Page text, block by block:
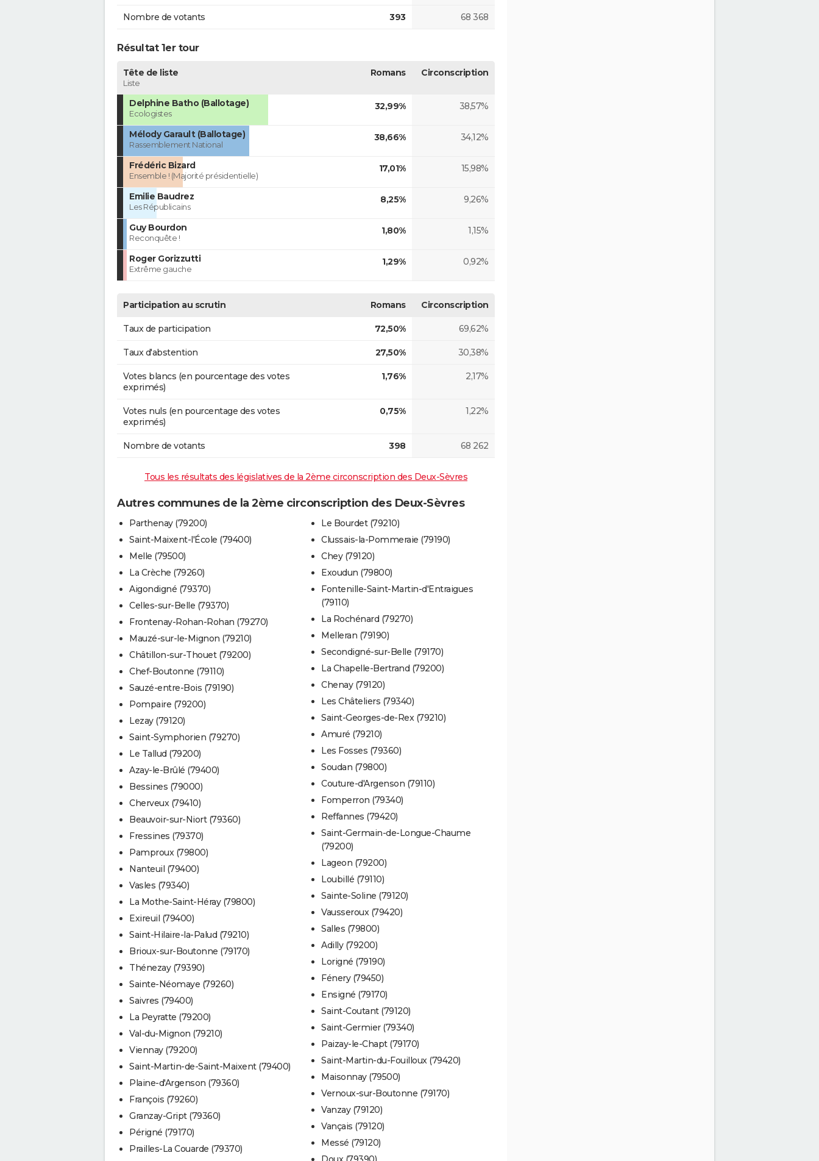
Nombre de votants 393 68 368
Résultat 1er tour
Tête de liste
Liste
Romans Circonscription
Delphine Batho (Ballotage)
Ecologistes
32,99% 38,57%
Mélody Garault (Ballotage)
Rassemblement National
38,66% 34,12%
Frédéric Bizard
Ensemble ! (Majorité présidentielle)
17,01% 15,98%
Emilie Baudrez
Les Républicains
8,25% 9,26%
Guy Bourdon
Reconquête !
1,80% 1,15%
Roger Gorizzutti
Extrême gauche
1,29% 0,92%
Participation au scrutin Romans Circonscription
Taux de participation 72,50% 69,62%
Taux d'abstention 27,50% 30,38%
Votes blancs (en pourcentage des votes
exprimés)
1,76% 2,17%
Votes nuls (en pourcentage des votes
exprimés)
0,75% 1,22%
Nombre de votants 398 68 262
Tous les résultats des législatives de la 2ème circonscription des Deux-Sèvres
Autres communes de la 2ème circonscription des Deux-Sèvres
Parthenay (79200)
Saint-Maixent-l'École (79400)
Melle (79500)
La Crèche (79260)
Aigondigné (79370)
Celles-sur-Belle (79370)
Frontenay-Rohan-Rohan (79270)
Mauzé-sur-le-Mignon (79210)
Châtillon-sur-Thouet (79200)
Chef-Boutonne (79110)
Sauzé-entre-Bois (79190)
Pompaire (79200)
Lezay (79120)
Saint-Symphorien (79270)
Le Tallud (79200)
Azay-le-Brûlé (79400)
Bessines (79000)
Cherveux (79410)
Beauvoir-sur-Niort (79360)
Fressines (79370)
Pamproux (79800)
Nanteuil (79400)
Vasles (79340)
La Mothe-Saint-Héray (79800)
Exireuil (79400)
Saint-Hilaire-la-Palud (79210)
Brioux-sur-Boutonne (79170)
Thénezay (79390)
Sainte-Néomaye (79260)
Saivres (79400)
La Peyratte (79200)
Val-du-Mignon (79210)
Viennay (79200)
Saint-Martin-de-Saint-Maixent (79400)
Plaine-d'Argenson (79360)
François (79260)
Granzay-Gript (79360)
Périgné (79170)
Prailles-La Couarde (79370)
Le Bourdet (79210)
Clussais-la-Pommeraie (79190)
Chey (79120)
Exoudun (79800)
Fontenille-Saint-Martin-d'Entraigues
(79110)
La Rochénard (79270)
Melleran (79190)
Secondigné-sur-Belle (79170)
La Chapelle-Bertrand (79200)
Chenay (79120)
Les Châteliers (79340)
Saint-Georges-de-Rex (79210)
Amuré (79210)
Les Fosses (79360)
Soudan (79800)
Couture-d'Argenson (79110)
Fomperron (79340)
Reffannes (79420)
Saint-Germain-de-Longue-Chaume
(79200)
Lageon (79200)
Loubillé (79110)
Sainte-Soline (79120)
Vausseroux (79420)
Salles (79800)
Adilly (79200)
Lorigné (79190)
Fénery (79450)
Ensigné (79170)
Saint-Coutant (79120)
Saint-Germier (79340)
Paizay-le-Chapt (79170)
Saint-Martin-du-Fouilloux (79420)
Maisonnay (79500)
Vernoux-sur-Boutonne (79170)
Vanzay (79120)
Vançais (79120)
Messé (79120)